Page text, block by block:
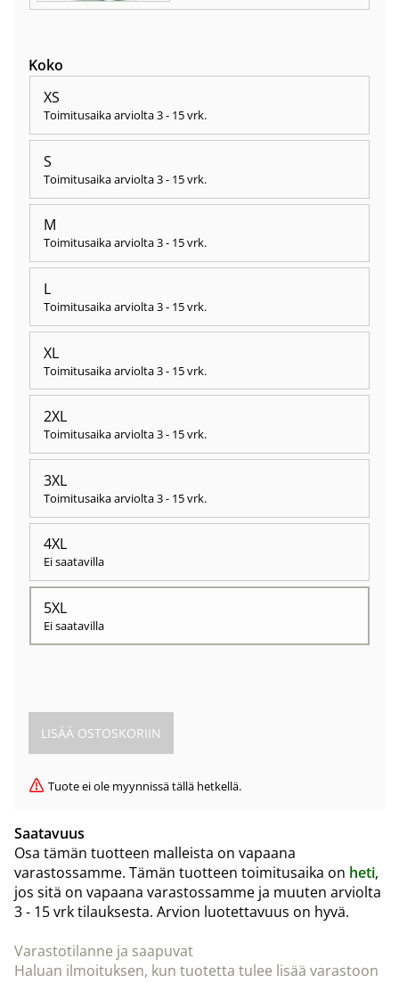
Koko
XS
Toimitusaika arviolta3 - 15 vrk.
S
Toimitusaika arviolta3 - 15 vrk.
M
Toimitusaika arviolta3 - 15 vrk.
L
Toimitusaika arviolta3 - 15 vrk.
XL
Toimitusaika arviolta3 - 15 vrk.
2XL
Toimitusaika arviolta3 - 15 vrk.
3XL
Toimitusaika arviolta3 - 15 vrk.
4XL
Ei saatavilla
5XL
Ei saatavilla
Tuote ei ole myynnissä tällä hetkellä.
Saatavuus
Osa tämän tuotteen malleista on vapaana
varastossamme. Tämän tuotteen toimitusaika on heti,
jos sitä on vapaana varastossamme ja muuten arviolta
3 - 15 vrktilauksesta. Arvion luotettavuus on hyvä.
Varastotilanne ja saapuvat
Haluan ilmoituksen, kun tuotetta tulee lisää varastoon